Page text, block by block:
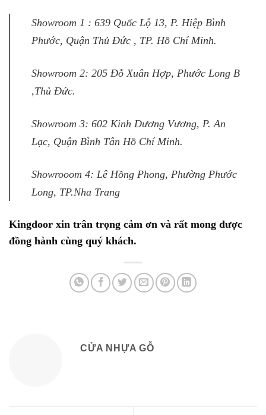
Showroom 1 : 639 Quốc Lộ 13, P. Hiệp Bình
Phước, Quận Thủ Đức , TP. Hồ Chí Minh.
Showroom 2: 205 Đỗ Xuân Hợp, Phước Long B
,Thủ Đức.
Showroom 3: 602 Kinh Dương Vương, P. An
Lạc, Quận Bình Tân Hồ Chí Minh.
Showrooom 4: Lê Hồng Phong, Phường Phước
Long, TP.Nha Trang
Kingdoor xin trân trọng cảm ơn và rất mong được
đồng hành cùng quý khách.
CỬA NHỰA GỖ